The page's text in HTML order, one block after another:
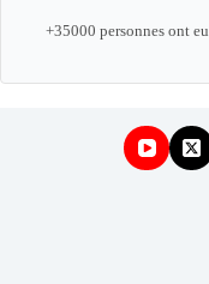
+35000 personnes ont